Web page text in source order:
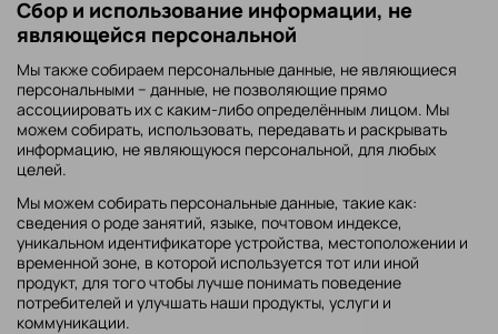
Сбор и использование информации, не
являющейся персональной
Мы также собираем персональные данные, не являющиеся
персональными − данные, не позволяющие прямо
ассоциировать их с каким-либо определённым лицом. Мы
можем собирать, использовать, передавать и раскрывать
информацию, не являющуюся персональной, для любых
целей.
Мы можем собирать персональные данные, такие как:
сведения о роде занятий, языке, почтовом индексе,
уникальном идентификаторе устройства, местоположении и
временной зоне, в которой используется тот или иной
продукт, для того чтобы лучше понимать поведение
потребителей и улучшать наши продукты, услуги и
коммуникации.